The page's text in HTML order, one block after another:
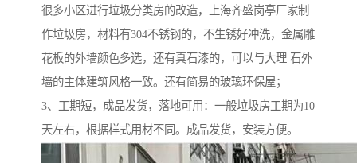
很多小区进行垃圾分类房的改造，上海齐盛岗亭厂家制
作垃圾房，材料有304不锈钢的，不生锈好冲洗，金属雕
花板的外墙颜色多选，还有真石漆的，可以与大理 石外
墙的主体建筑风格一致。还有简易的玻璃环保屋；
3、工期短，成品发货，落地可用：一般垃圾房工期为10
天左右，根据样式用材不同。成品发货，安装方便。